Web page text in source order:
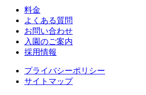
料金
よくある質問
お問い合わせ
入園のご案内
採用情報
プライバシーポリシー
サイトマップ